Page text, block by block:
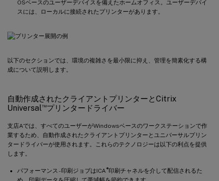
OSベースのユーザーデバイスを備えたホームオフィス。ユーザーデバイ
スには、ローカルに接続されたプリンターがあります。
以下のセクションでは、環境の複雑さを最小限に抑え、管理を簡素化する構
成について説明します。
自動作成されたクライアントプリンターとCitrix
Universal™プリンタードライバー
支店Aでは、すべてのユーザーがWindowsベースのワークステーションで作
業するため、自動作成されたクライアントプリンターとユニバーサルプリン
タードライバーが使用されます。これらのテクノロジーは以下の利点を提供
します。
パフォーマンス - 印刷ジョブはICA ®印刷チャネルを介して配信されるた